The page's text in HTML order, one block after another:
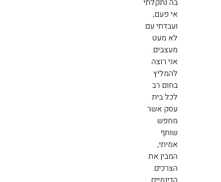
בה נתקלתי
אי פעם,
ועבדתי עם
לא מעט
מעצבים.
אני רוצה
להמליץ
בחום רב
לכל בית
עסק אשר
מחפש
שותף
אמיתי,
המבין את
הצרכים